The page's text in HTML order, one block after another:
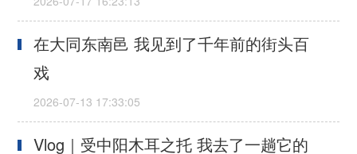
在大同东南邑 我见到了千年前的街头百
戏
Vlog｜受中阳木耳之托 我去了一趟它的